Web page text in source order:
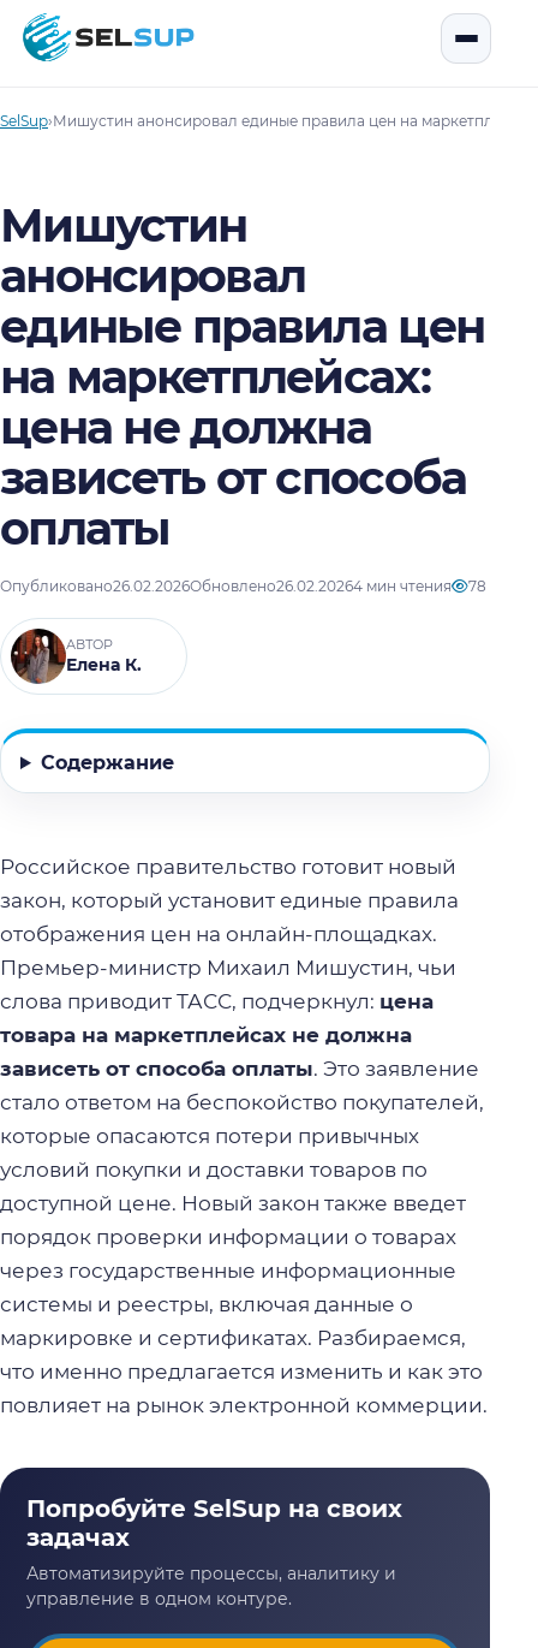
SelSup
SelSup›Мишустин анонсировал единые правила цен на
Мишустин
анонсировал
единые правила цен
на маркетплейсах:
цена не должна
зависеть от способа
оплаты
Опубликовано26.02.2026Обновлено26.02.20264 мин чтения 78
АВТОР
Елена К.
Содержание
Российское правительство готовит новый
закон, который установит единые правила
отображения цен на онлайн-площадках.
Премьер-министр Михаил Мишустин, чьи
слова приводит ТАСС, подчеркнул: цена
товара на маркетплейсах не должна
зависеть от способа оплаты. Это заявление
стало ответом на беспокойство покупателей,
которые опасаются потери привычных
условий покупки и доставки товаров по
доступной цене. Новый закон также введет
порядок проверки информации о товарах
через государственные информационные
системы и реестры, включая данные о
маркировке и сертификатах. Разбираемся,
что именно предлагается изменить и как это
повлияет на рынок электронной коммерции.